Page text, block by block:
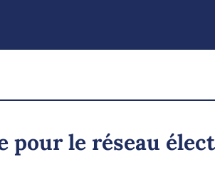
pour le réseau